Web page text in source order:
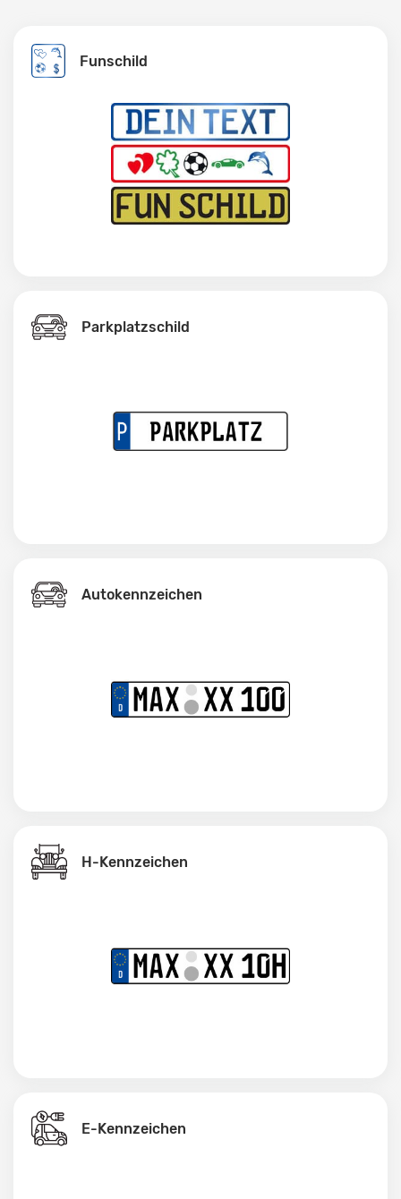
Funschild
Parkplatzschild
Autokennzeichen
H-Kennzeichen
E-Kennzeichen